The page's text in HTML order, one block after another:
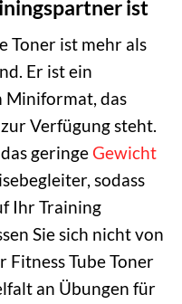
ist
Toner ist mehr als
Er ist ein
Miniformat, das
Verfügung steht.
geringe Gewicht
sodass
Ihr Training
Sie sich nicht von
Fitness Tube Toner
an Übungen für